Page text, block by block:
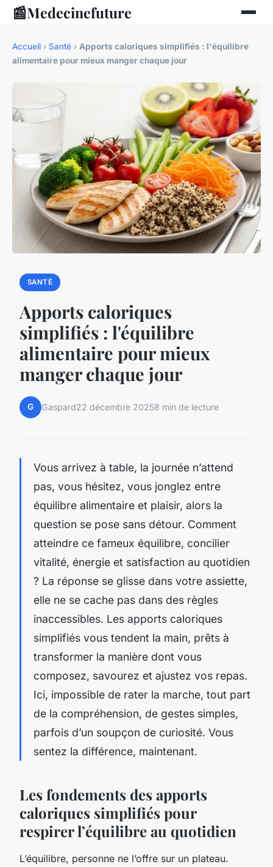
📰Medecinefuture
Accueil › Santé › Apports caloriques simplifiés : l'équilibre
alimentaire pour mieux manger chaque jour
SANTÉ
Apports caloriques
simplifiés : l'équilibre
alimentaire pour mieux
manger chaque jour
G Gaspard22 décembre 20258 min de lecture
Vous arrivez à table, la journée n’attend
pas, vous hésitez, vous jonglez entre
équilibre alimentaire et plaisir, alors la
question se pose sans détour. Comment
atteindre ce fameux équilibre, concilier
vitalité, énergie et satisfaction au quotidien
? La réponse se glisse dans votre assiette,
elle ne se cache pas dans des règles
inaccessibles. Les apports caloriques
simplifiés vous tendent la main, prêts à
transformer la manière dont vous
composez, savourez et ajustez vos repas.
Ici, impossible de rater la marche, tout part
de la compréhension, de gestes simples,
parfois d’un soupçon de curiosité. Vous
sentez la différence, maintenant.
Les fondements des apports
caloriques simplifiés pour
respirer l’équilibre au quotidien
L’équilibre, personne ne l’offre sur un plateau.